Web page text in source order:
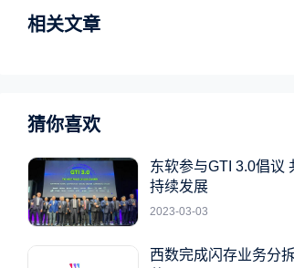
相关文章
猜你喜欢
东软参与GTI 3.0倡议
持续发展
2023-03-03
西数完成闪存业务分